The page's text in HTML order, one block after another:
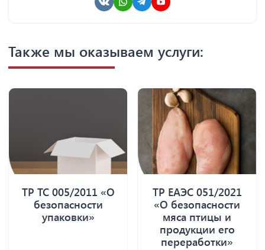
Также мы оказываем услуги:
ТР ТС 005/2011 «О
безопасности
упаковки»
ТР ЕАЭС 051/2021
«О безопасности
мяса птицы и
продукции его
переработки»